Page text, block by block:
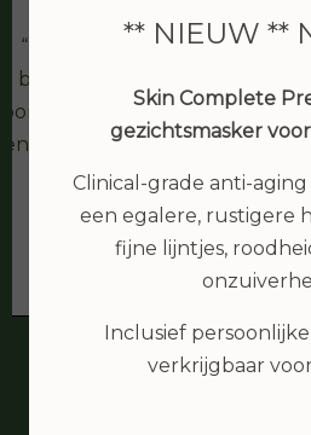
IK ben erg tevreden met de
behandeling. Heb een goede
gevonden,
tijdje op zoek was. En zo
huis... top....
** NIEUW **
Skin Complete
gezichtsmasker
Clinical-grade anti-
een egalere, rustigere
fijne lijntjes,
Inclusief
verkrijgbaar